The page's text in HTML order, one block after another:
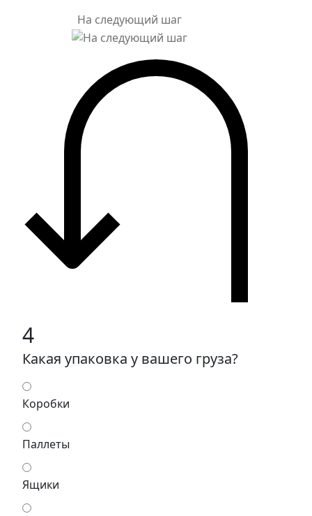
На следующий шаг
4
Какая упаковка у вашего груза?
Коробки
Паллеты
Ящики